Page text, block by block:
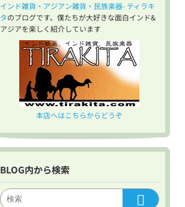
インド雑貨・アジアン雑貨・民族楽器- ティラキ
タのブログです。僕たちが大好きな面白インド&
アジアを楽しく紹介しています
本店へはこちらからどうぞ
BLOG内から検索